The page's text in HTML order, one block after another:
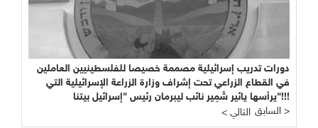
دورات تدريب إسرائيلية مصممة خصيصا للفلسطينيين العاملين
في القطاع الزراعي تحت إشراف وزارة الزراعة الإسرائيلية التي
يرأسها يائير شَمِير نائب ليبرمان رئيس "إسرائيل بيتنا"!!!
< التالي
السابق >